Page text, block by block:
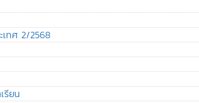
เทศ 2/2568
รียน